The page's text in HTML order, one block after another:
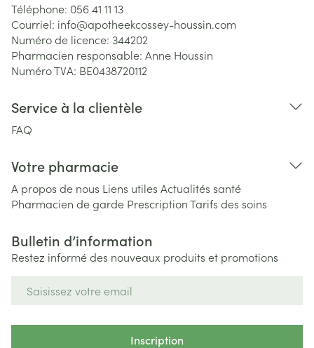
Téléphone: 056 41 11 13
Courriel: info@apotheekcossey-houssin.com
Numéro de licence: 344202
Pharmacien responsable: Anne Houssin
Numéro TVA: BE0438720112
Service à la clientèle
FAQ
Votre pharmacie
A propos de nous Liens utiles Actualités santé
Pharmacien de garde PrescriptionTarifs des soins
Bulletin d’information
Restez informé des nouveaux produits et promotions
Inscription